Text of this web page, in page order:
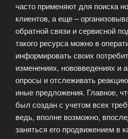
часто применяют для поиска
клиентов, а еще –
обратной связи и сервисной
такого ресурса можно в
информировать своих
изменениях, нововведениях и
опросы и отслеживать
иные предложения. Главное,
был создан с учетом всех
ведь, вполне возможно,
заняться его продвижением в